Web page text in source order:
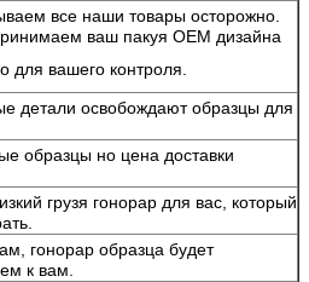
все наши товары осторожно.
ваш пакуя OEM дизайна
для вашего контроля.
детали освобождают образцы для
образцы но цена доставки
грузя гонорар для вас, который
гонорар образца будет
к вам.